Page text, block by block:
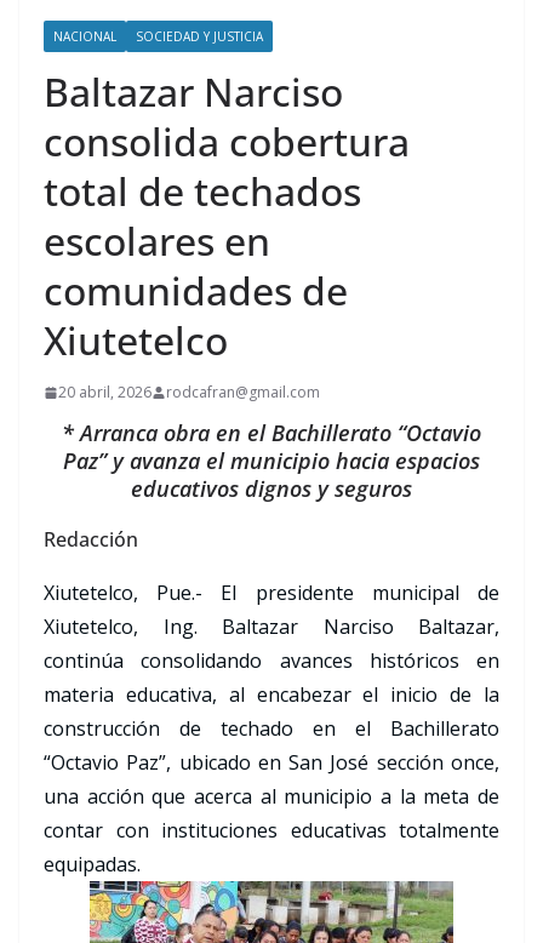
NACIONAL SOCIEDAD Y JUSTICIA
Baltazar Narciso
consolida cobertura
total de techados
escolares en
comunidades de
Xiutetelco
20 abril, 2026 rodcafran@gmail.com
* Arranca obra en el Bachillerato “Octavio
Paz” y avanza el municipio hacia espacios
educativos dignos y seguros
Redacción
Xiutetelco, Pue.- El presidente municipal de
Xiutetelco, Ing. Baltazar Narciso Baltazar,
continúa consolidando avances históricos en
materia educativa, al encabezar el inicio de la
construcción de techado en el Bachillerato
“Octavio Paz”, ubicado en San José sección once,
una acción que acerca al municipio a la meta de
contar con instituciones educativas totalmente
equipadas.